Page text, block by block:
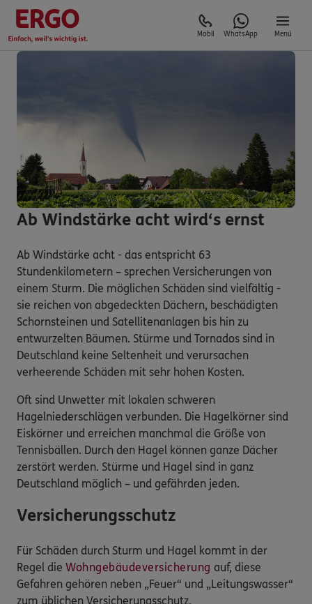
Mobil WhatsApp Menü
Ab Windstärke acht wird‘s ernst
Ab Windstärke acht - das entspricht 63
Stundenkilometern – sprechen Versicherungen von
einem Sturm. Die möglichen Schäden sind vielfältig -
sie reichen von abgedeckten Dächern, beschädigten
Schornsteinen und Satellitenanlagen bis hin zu
entwurzelten Bäumen. Stürme und Tornados sind in
Deutschland keine Seltenheit und verursachen
verheerende Schäden mit sehr hohen Kosten.
Oft sind Unwetter mit lokalen schweren
Hagelniederschlägen verbunden. Die Hagelkörner sind
Eiskörner und erreichen manchmal die Größe von
Tennisbällen. Durch den Hagel können ganze Dächer
zerstört werden. Stürme und Hagel sind in ganz
Deutschland möglich – und gefährden jeden.
Versicherungsschutz
Für Schäden durch Sturm und Hagel kommt in der
Regel die Wohngebäudeversicherung auf, diese
Gefahren gehören neben „Feuer“ und „Leitungswasser“
zum üblichen Versicherungsschutz.